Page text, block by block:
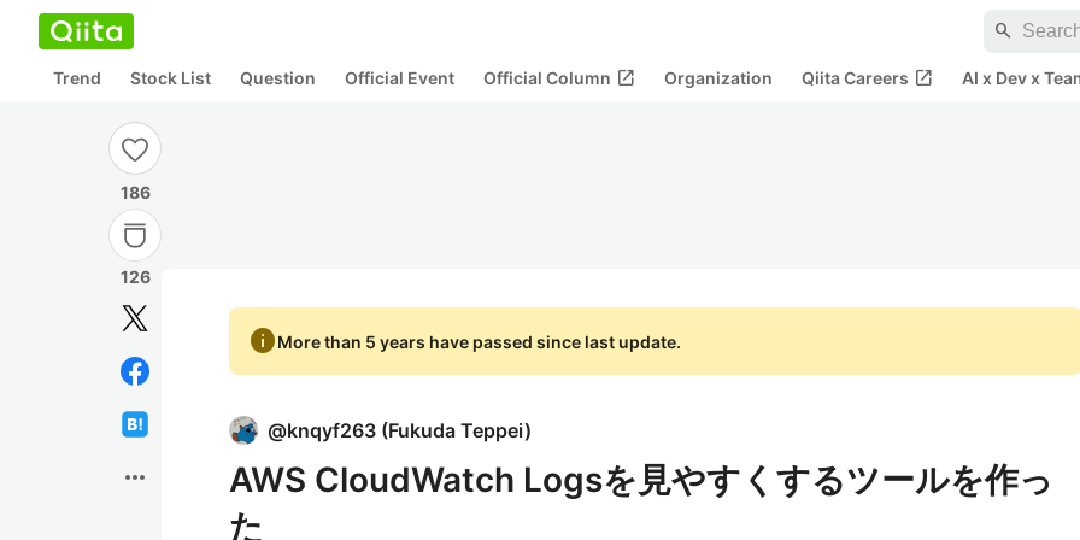
search
Trend Stock List Question Official Event Official Column open_in_new Organization Qiita Careers open_in_new AI x Dev x
186
126
more_horiz
infoMore than 5 years have passed since last update.
@knqyf263 (Fukuda Teppei)
AWS CloudWatch Logsを見やすくするツールを作っ
た